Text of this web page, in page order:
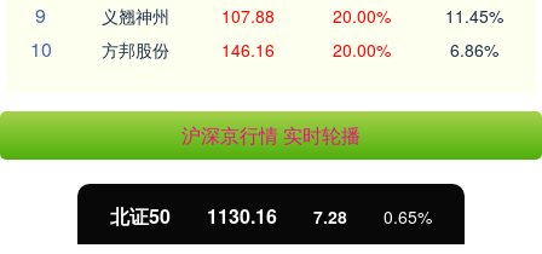
9 义翘神州 107.88 20.00% 11.45%
10 方邦股份 146.16 20.00% 6.86%
沪深京行情 实时轮播
北证50 1130.16 7.28 0.65%